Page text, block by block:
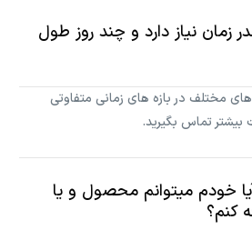
نیاز دارد و چند روز طول
مختلف در بازه های زمانی متفاوتی
بیشتر تماس بگیرید.
خودم میتوانم محصول و یا
کنم؟